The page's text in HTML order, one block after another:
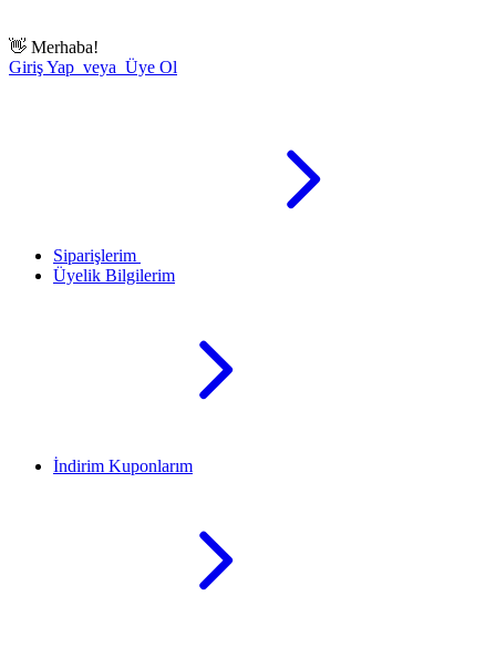
👋 Merhaba!
Giriş Yap veya Üye Ol
Siparişlerim
Üyelik Bilgilerim
İndirim Kuponlarım